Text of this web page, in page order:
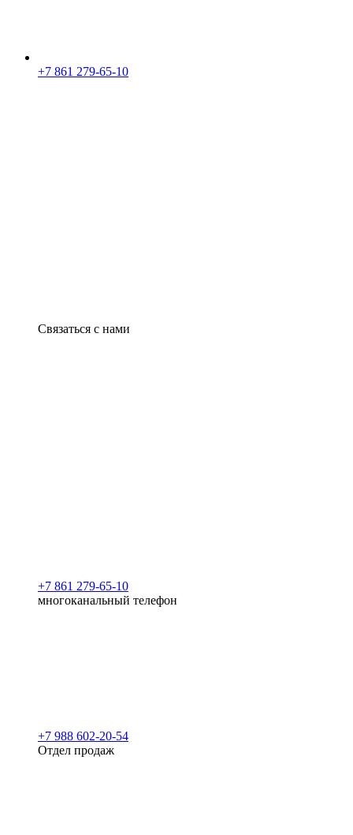
+7 861 279-65-10
Связаться с нами
+7 861 279-65-10
многоканальный телефон
+7 988 602-20-54
Отдел продаж